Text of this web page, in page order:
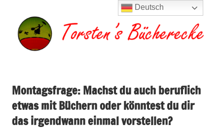
springen
Montagsfrage: Machst du auch beruflich
etwas mit Büchern oder könntest du dir
das irgendwann einmal vorstellen?
Deutsch